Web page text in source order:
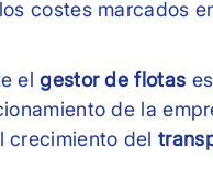
costes marcados
elgestor de flotas
de la
crecimiento del